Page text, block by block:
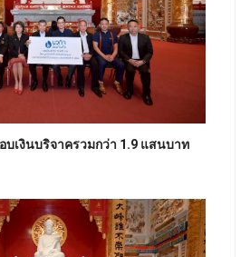
บเงินบริจาครวมกว่า 1.9 แสนบาท